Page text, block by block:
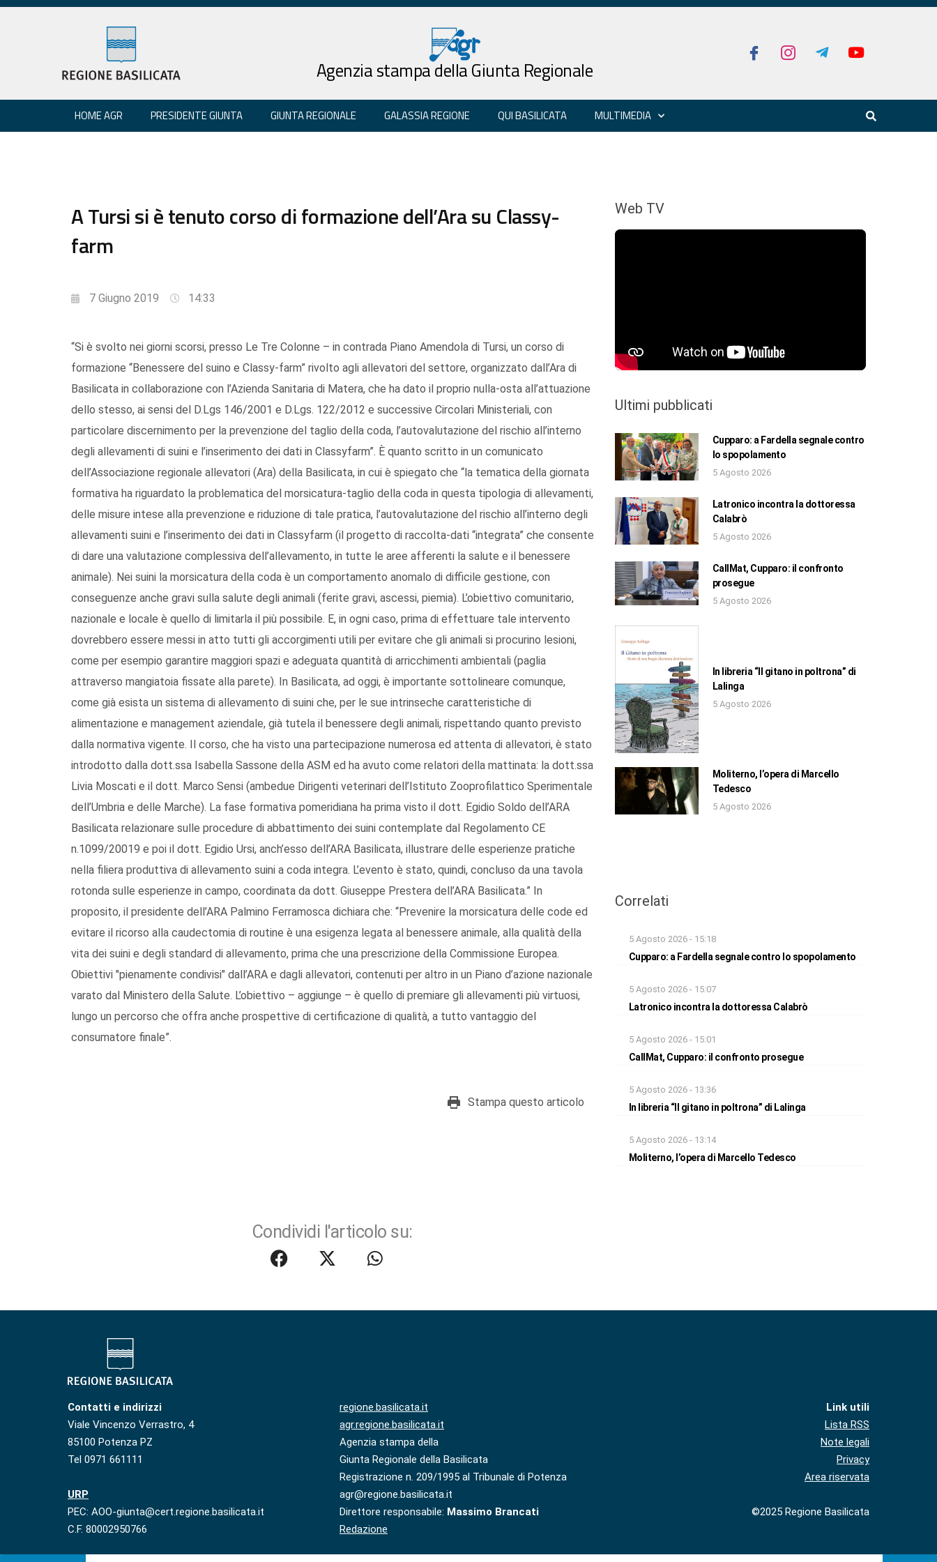
Agenzia stampa della Giunta Regionale
HOME AGR PRESIDENTE GIUNTA GIUNTA REGIONALE GALASSIA REGIONE QUI BASILICATA MULTIMEDIA
A Tursi si è tenuto corso di formazione dell’Ara su Classy-
farm
7 Giugno 2019 14:33
“Si è svolto nei giorni scorsi, presso Le Tre Colonne – in contrada Piano Amendola di Tursi, un corso di
formazione “Benessere del suino e Classy-farm” rivolto agli allevatori del settore, organizzato dall’Ara di
Basilicata in collaborazione con l’Azienda Sanitaria di Matera, che ha dato il proprio nulla-osta all’attuazione
dello stesso, ai sensi del D.Lgs 146/2001 e D.Lgs. 122/2012 e successive Circolari Ministeriali, con
particolare discernimento per la prevenzione del taglio della coda, l’autovalutazione del rischio all’interno
degli allevamenti di suini e l’inserimento dei dati in Classyfarm”. È quanto scritto in un comunicato
dell’Associazione regionale allevatori (Ara) della Basilicata, in cui è spiegato che “la tematica della giornata
formativa ha riguardato la problematica del morsicatura-taglio della coda in questa tipologia di allevamenti,
delle misure intese alla prevenzione e riduzione di tale pratica, l’autovalutazione del rischio all’interno degli
allevamenti suini e l’inserimento dei dati in Classyfarm (il progetto di raccolta-dati “integrata” che consente
di dare una valutazione complessiva dell’allevamento, in tutte le aree afferenti la salute e il benessere
animale). Nei suini la morsicatura della coda è un comportamento anomalo di difficile gestione, con
conseguenze anche gravi sulla salute degli animali (ferite gravi, ascessi, piemia). L’obiettivo comunitario,
nazionale e locale è quello di limitarla il più possibile. E, in ogni caso, prima di effettuare tale intervento
dovrebbero essere messi in atto tutti gli accorgimenti utili per evitare che gli animali si procurino lesioni,
come per esempio garantire maggiori spazi e adeguata quantità di arricchimenti ambientali (paglia
attraverso mangiatoia fissate alla parete). In Basilicata, ad oggi, è importante sottolineare comunque,
come già esista un sistema di allevamento di suini che, per le sue intrinseche caratteristiche di
alimentazione e management aziendale, già tutela il benessere degli animali, rispettando quanto previsto
dalla normativa vigente. Il corso, che ha visto una partecipazione numerosa ed attenta di allevatori, è stato
introdotto dalla dott.ssa Isabella Sassone della ASM ed ha avuto come relatori della mattinata: la dott.ssa
Livia Moscati e il dott. Marco Sensi (ambedue Dirigenti veterinari dell’Istituto Zooprofilattico Sperimentale
dell’Umbria e delle Marche). La fase formativa pomeridiana ha prima visto il dott. Egidio Soldo dell’ARA
Basilicata relazionare sulle procedure di abbattimento dei suini contemplate dal Regolamento CE
n.1099/20019 e poi il dott. Egidio Ursi, anch’esso dell’ARA Basilicata, illustrare delle esperienze pratiche
nella filiera produttiva di allevamento suini a coda integra. L’evento è stato, quindi, concluso da una tavola
rotonda sulle esperienze in campo, coordinata da dott. Giuseppe Prestera dell’ARA Basilicata.” In
proposito, il presidente dell’ARA Palmino Ferramosca dichiara che: “Prevenire la morsicatura delle code ed
evitare il ricorso alla caudectomia di routine è una esigenza legata al benessere animale, alla qualità della
vita dei suini e degli standard di allevamento, prima che una prescrizione della Commissione Europea.
Obiettivi "pienamente condivisi" dall’ARA e dagli allevatori, contenuti per altro in un Piano d’azione nazionale
varato dal Ministero della Salute. L’obiettivo – aggiunge – è quello di premiare gli allevamenti più virtuosi,
lungo un percorso che offra anche prospettive di certificazione di qualità, a tutto vantaggio del
consumatore finale”.
Stampa questo articolo
Condividi l'articolo su:
Web TV
Ultimi pubblicati
Cupparo: a Fardella segnale contro
lo spopolamento
5 Agosto 2026
Latronico incontra la dottoressa
Calabrò
5 Agosto 2026
CallMat, Cupparo: il confronto
prosegue
5 Agosto 2026
In libreria “Il gitano in poltrona” di
Lalinga
5 Agosto 2026
Moliterno, l’opera di Marcello
Tedesco
5 Agosto 2026
Correlati
5 Agosto 2026 - 15:18
Cupparo: a Fardella segnale contro lo spopolamento
5 Agosto 2026 - 15:07
Latronico incontra la dottoressa Calabrò
5 Agosto 2026 - 15:01
CallMat, Cupparo: il confronto prosegue
5 Agosto 2026 - 13:36
In libreria “Il gitano in poltrona” di Lalinga
5 Agosto 2026 - 13:14
Moliterno, l’opera di Marcello Tedesco
Contatti e indirizzi
Viale Vincenzo Verrastro, 4
85100 Potenza PZ
Tel 0971 661111
URP
PEC: AOO-giunta@cert.regione.basilicata.it
C.F. 80002950766
regione.basilicata.it
agr.regione.basilicata.it
Agenzia stampa della
Giunta Regionale della Basilicata
Registrazione n. 209/1995 al Tribunale di Potenza
agr@regione.basilicata.it
Direttore responsabile: Massimo Brancati
Redazione
Link utili
Lista RSS
Note legali
Privacy
Area riservata
©2025 Regione Basilicata